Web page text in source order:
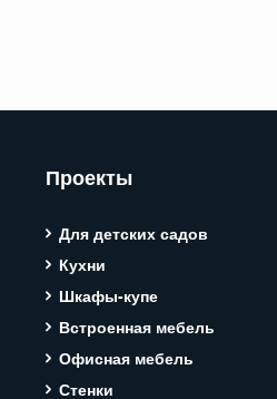
Проекты
Для детских садов
Кухни
Шкафы-купе
Встроенная мебель
Офисная мебель
Стенки